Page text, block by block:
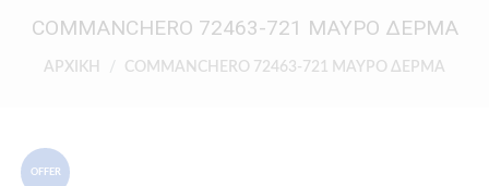
COMMANCHERO 72463-721 ΜΑΥΡΟ ΔΕΡΜΑ
ΑΡΧΙΚΗ COMMANCHERO 72463-721 ΜΑΥΡΟ ΔΕΡΜΑ
OFFER